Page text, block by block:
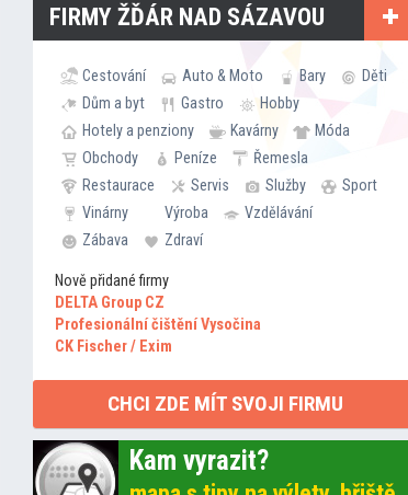
FIRMY ŽĎÁR NAD SÁZAVOU
Cestování Auto & Moto Bary
Děti
Dům a byt
Gastro
Hobby
Hotely a penziony
Kavárny
Móda
Obchody
Peníze
Řemesla
Restaurace
Servis Služby
Sport
Vinárny
Výroba
Vzdělávání
Zábava
Zdraví
Nově přidané firmy
DELTA Group CZ
Profesionální čištění Vysočina
CK Fischer / Exim
CHCI ZDE MÍT SVOJI FIRMU
Kam vyrazit?